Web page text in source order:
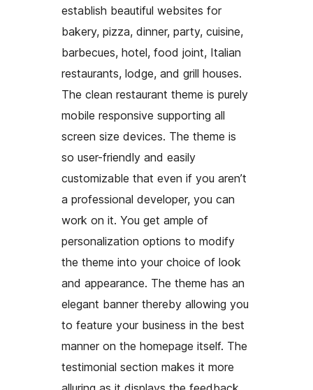
establish beautiful websites for
bakery, pizza, dinner, party, cuisine,
barbecues, hotel, food joint, Italian
restaurants, lodge, and grill houses.
The clean restaurant theme is purely
mobile responsive supporting all
screen size devices. The theme is
so user-friendly and easily
customizable that even if you aren’t
a professional developer, you can
work on it. You get ample of
personalization options to modify
the theme into your choice of look
and appearance. The theme has an
elegant banner thereby allowing you
to feature your business in the best
manner on the homepage itself. The
testimonial section makes it more